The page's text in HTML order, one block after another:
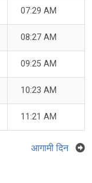
07:29 AM
08:27 AM
09:25 AM
10:23 AM
11:21 AM
आगामी दिन